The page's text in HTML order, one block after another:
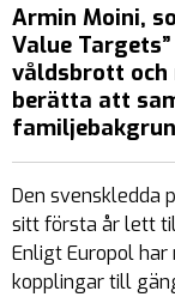
Armin Moini,
Value
våldsbrott och
berätta att
Den svenskledda
sitt första år lett
Enligt Europol
kopplingar till